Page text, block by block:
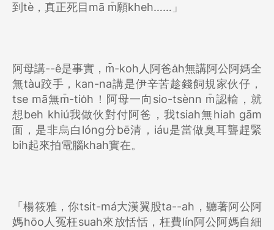
到tè，真正死目mā m̄願kheh……」
阿母講--ê是事實，m̄-koh人阿爸a̍h無講阿公阿媽全
無tàu跤手，kan-na講是伊辛苦趁錢飼規家伙仔，
tse mā無m̄-tio̍h！阿母一向sio-tsènn m̄認輸，就
想beh khiú我做伙對付阿爸，我tsiah無hiah gām
面，是非烏白lóng分bē清，iáu是當做臭耳聾趕緊
bih起來拍電腦khah實在。
「楊筱雅，你tsit-má大漢翼股ta--ah，聽著阿公阿
媽hōo人冤枉suah來放恬恬，枉費lín阿公阿媽自細